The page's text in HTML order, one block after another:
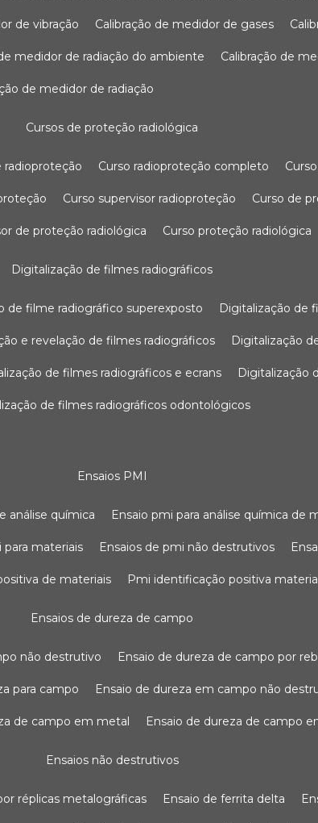
de vibração calibração de medidor de gases
de medidor de radiação do ambiente calibração de
de medidor de radiação
cursos de proteção radiológica
radioproteção curso radioproteção completo
curso supervisor radioproteção curso de
de proteção radiológica curso proteção radiológica
digitalização de filmes radiográficos
de filme radiográfico superexposto digitalização de
e revelação de filmes radiográficos digitalização
de filmes radiográficos e ecrans
de filmes radiográficos odontológicos
ensaios PMI
análise química ensaio pmi para análise química de
para materiais ensaios de pmi não destrutivos
de materiais pmi identificação positiva
ensaios de dureza de campo
não destrutivo ensaio de dureza de campo por
para campo ensaio de dureza em campo não
de campo em metal ensaio de dureza de campo
ensaios não destrutivos
por réplicas metalográficas ensaio de ferrita delta